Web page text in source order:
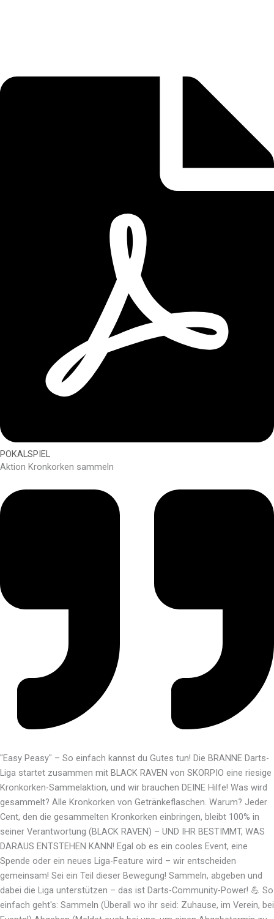
POKALSPIEL
Aktion Kronkorken sammeln
"Easy Peasy" – So einfach kannst du Gutes tun! Die BRANNE Darts-
Liga startet zusammen mit BLACK RAVEN von SKORPIO eine riesige
Kronkorken-Sammelaktion, und wir brauchen DEINE Hilfe! Was wird
gesammelt? Alle Kronkorken von Getränkeflaschen. Warum? Jeder
Cent, den die gesammelten Kronkorken einbringen, bleibt 100% in
seiner Verantwortung (BLACK RAVEN) – UND IHR BESTIMMT, WAS
DARAUS ENTSTEHEN KANN! Egal ob es ein cooles Event, eine
Spende oder ein neues Liga-Feature wird – wir entscheiden
gemeinsam! Sei ein Teil dieser Bewegung! Sammeln, abgeben und
dabei die Liga unterstützen – das ist Darts-Community-Power! 💪 So
einfach geht's: Sammeln (Überall wo ihr seid: Zuhause, im Verein, bei